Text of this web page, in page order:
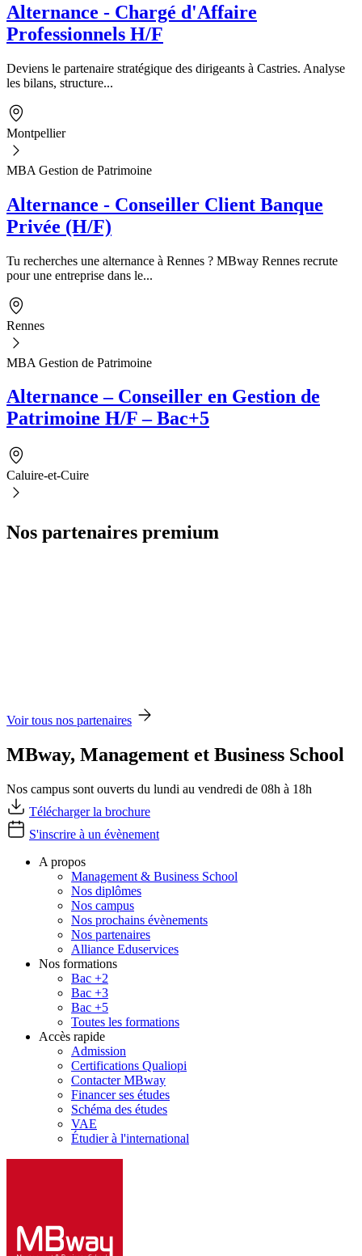
Alternance - Chargé d'Affaire
Professionnels H/F
Deviens le partenaire stratégique des dirigeants à Castries. Analyse
les bilans, structure...
Montpellier
MBA Gestion de Patrimoine
Alternance - Conseiller Client Banque
Privée (H/F)
Tu recherches une alternance à Rennes ? MBway Rennes recrute
pour une entreprise dans le...
Rennes
MBA Gestion de Patrimoine
Alternance – Conseiller en Gestion de
Patrimoine H/F – Bac+5
Caluire-et-Cuire
Nos partenaires premium
Voir tous nos partenaires
MBway, Management et Business School
Nos campus sont ouverts du lundi au vendredi de 08h à 18h
Télécharger la brochure
S'inscrire à un évènement
A propos
Management & Business School
Nos diplômes
Nos campus
Nos prochains évènements
Nos partenaires
Alliance Eduservices
Nos formations
Bac +2
Bac +3
Bac +5
Toutes les formations
Accès rapide
Admission
Certifications Qualiopi
Contacter MBway
Financer ses études
Schéma des études
VAE
Étudier à l'international